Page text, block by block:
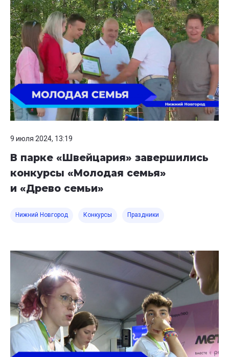
9 июля 2024, 13:19
В парке «Швейцария» завершились
конкурсы «Молодая семья»
и «Древо семьи»
Нижний Новгород Конкурсы Праздники